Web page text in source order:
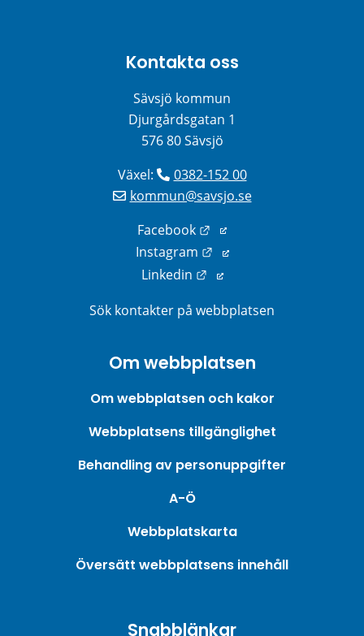
Kontakta oss
Sävsjö kommun
Djurgårdsgatan 1
576 80 Sävsjö
Växel:
0382-152 00
kommun@savsjo.se
Facebook
Länk till annan
Instagram
Länk till annan
Linkedin
Länk till annan webbplats.
Sök kontakter på webbplatsen
Om webbplatsen
Om webbplatsen och kakor
Webbplatsens tillgänglighet
Behandling av personuppgifter
A-Ö
Webbplatskarta
Översätt webbplatsens innehåll
Snabblänkar